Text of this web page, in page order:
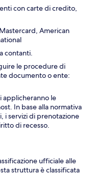
con carte di credito,
American
contanti.
le procedure di
documento o ente:
applicheranno le
In base alla normativa
i servizi di prenotazione
di recesso.
ufficiale alle
struttura è classificata